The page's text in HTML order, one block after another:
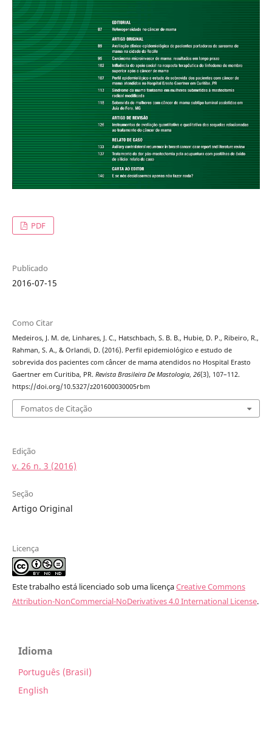
PDF
Publicado
2016-07-15
Como Citar
Medeiros, J. M. de, Linhares, J. C., Hatschbach, S. B. B., Hubie, D. P., Ribeiro, R.,
Rahman, S. A., & Orlandi, D. (2016). Perfil epidemiológico e estudo de
sobrevida dos pacientes com câncer de mama atendidos no Hospital Erasto
Gaertner em Curitiba, PR. Revista Brasileira De Mastologia, 26(3), 107–112.
https://doi.org/10.5327/z201600030005rbm
Fomatos de Citação
Edição
v. 26 n. 3 (2016)
Seção
Artigo Original
Licença
Este trabalho está licenciado sob uma licençaCreative Commons
Attribution-NonCommercial-NoDerivatives 4.0 International License.
Idioma
Português (Brasil)
English